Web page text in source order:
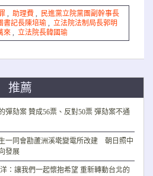
, 助理費 ,
民進黨立院黨團副幹事長
書記長陳培瑜 , 立法院法制局長郭明
來 , 立法院長韓國瑜
推薦
彈劾案 贊成56票、反對50票 彈劾案不通
一同會勘蘆洲溪墘變電所改建 朝日照中
發展
：讓我們一起懷抱希望 重新轉動台北的